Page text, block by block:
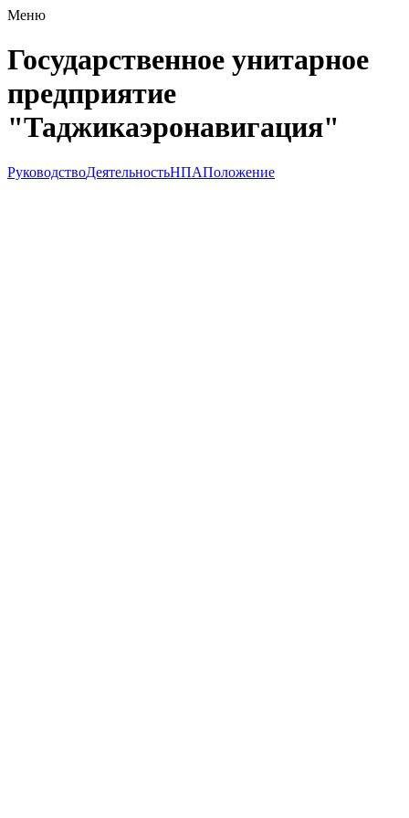
Меню
Государственное унитарное
предприятие
"Таджикаэронавигация"
РуководствоДеятельностьНПАПоложение